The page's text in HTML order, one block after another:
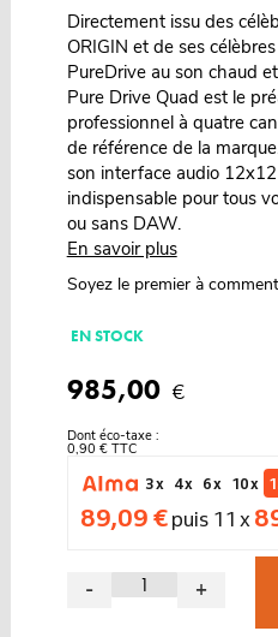
Directement issu des
ORIGIN et de ses
PureDrive au son chaud
Pure Drive Quad est le
professionnel à quatre
de référence de la
son interface audio
indispensable pour tous
ou sans DAW.
En savoir plus
Soyez le premier à
EN STOCK
985,00 €
Dont éco-taxe :
0,90 € TTC
3 x
4 x 6 x 10 x
89,09 €puis 11 x
- +